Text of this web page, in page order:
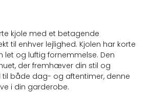
kjole med et betagende
til enhver lejlighed. Kjolen har korte
let og luftig fornemmelse. Den
der fremhæver din stil og
til både dag- og aftentimer, denne
i din garderobe.